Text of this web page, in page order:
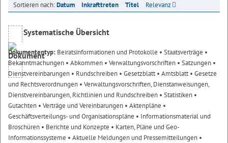
Sortieren nach:Datum Inkrafttreten Titel Relevanz
Systematische Übersicht
Dokumententyp: Beiratsinformationen und Protokolle • Staatsverträge •
Bekanntmachungen • Abkommen • Verwaltungsvorschriften • Satzungen •
Dienstvereinbarungen • Rundschreiben • Gesetzblatt• Amtsblatt• Gesetze
und Rechtsverordnungen • Verwaltungsvorschriften, Dienstanweisungen,
Dienstvereinbarungen, Richtlinien und Rundschreiben • Statistiken •
Gutachten • Verträge und Vereinbarungen • Aktenpläne •
Geschäftsverteilungs- und Organisationspläne • Informationsmaterial und
Broschüren • Berichte und Konzepte • Karten, Pläne und Geo-
Informationssysteme • Aktuelle Meldungen und Pressemitteilungen •